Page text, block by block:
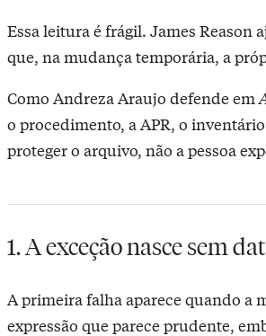
Essa leitura é frágil. James Reason
que, na mudança temporária, a
Como Andreza Araujo defende em
o procedimento, a APR, o
proteger o arquivo, não a pessoa
1. A exceção nasce sem
A primeira falha aparece quando a
expressão que parece prudente,